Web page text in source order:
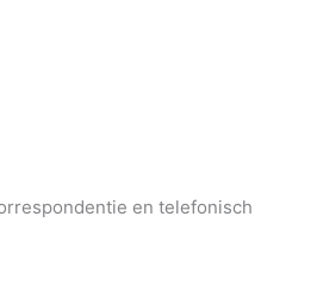
en telefonisch